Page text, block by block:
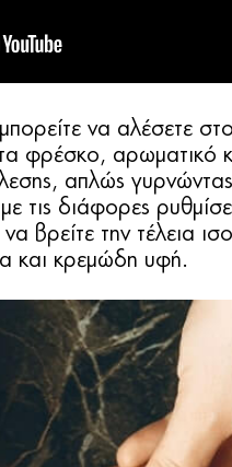
να αλέσετε
φρέσκο, αρωματικό
απλώς γυρνώντας
τις διάφορες
βρείτε την τέλεια
και κρεμώδη υφή.